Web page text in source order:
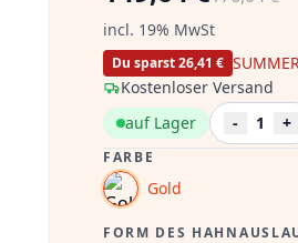
incl. 19% MwSt
Du sparst 26,41 €
Kostenloser Versand
auf Lager
- 1 +
FARBE
Gold
FORM DES